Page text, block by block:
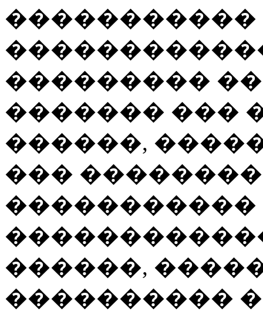
�����������
���������
������� ���
������,
���
�����������
������,
����������